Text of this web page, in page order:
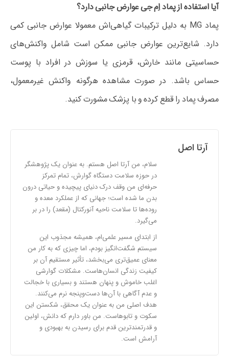
آیا استفاده از پماد اِم جی عوارض جانبی دارد؟
پماد MG به دلیل ترکیبات گیاهی‌اش معمولا عوارض جانبی کمی
دارد. شایع‌ترین عوارض جانبی ممکن است شامل واکنش‌های
حساسیتی مانند خارش، قرمزی یا سوزش در افراد با پوست
حساس باشد. در صورت مشاهده هرگونه واکنش غیرمعمول،
مصرف پماد را قطع کرده و با پزشک مشورت کنید.
آرتا اصل
سلام، من آرتا اصل هستم. به عنوان یک پژوهشگر
در حوزه سلامت دستگاه گوارش، تمام تمرکز
حرفه‌ای من وقف درک دنیای پیچیده و حیاتی درون
بدن ما شده است؛ جهانی که از عملکرد معده و
روده‌ها تا سلامت ناحیه آنورکتال (مقعد) را در بر
می‌گیرد.
از ابتدای مسیر علمی‌ام، همیشه مجذوب این
سیستم شگفت‌انگیز بودم، اما چیزی که به کار من
معنای عمیق‌تری می‌بخشد، تأثیر مستقیم آن بر
کیفیت زندگی انسان‌هاست. مشکلات گوارشی
اغلب خاموش و پنهان هستند و بسیاری با خجالت
و عدم آگاهی با آن‌ها دست‌وپنجه نرم می‌کنند.
هدف اصلی من به عنوان یک محقق، شکستن این
سکوت و تابوهاست. من باور دارم که دانش، اولین
و قدرتمندترین قدم برای رسیدن به بهبودی و
آرامش است.